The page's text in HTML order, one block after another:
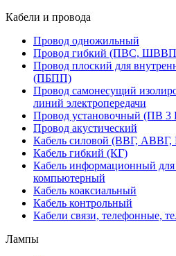
Кабели и провода
Провод одножильный
Провод гибкий (ПВС,
Провод плоский для
(ПБПП)
Провод самонесущий
линий электропередачи
Провод установочный
Провод акустический
Кабель силовой (ВВГ,
Кабель гибкий (КГ)
Кабель информационный для
компьютерный
Кабель коаксиальный
Кабель контрольный
Кабели связи, телефонные,
Лампы